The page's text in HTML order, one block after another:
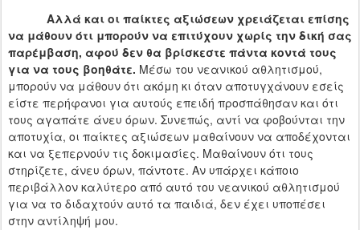
Αλλά και οι παίκτες αξιώσεων χρειάζεται επίσης
να μάθουν ότι μπορούν να επιτύχουν χωρίς την δική σας
παρέμβαση, αφού δεν θα βρίσκεστε πάντα κοντά τους
για να τους βοηθάτε. Μέσω του νεανικού αθλητισμού,
μπορούν να μάθουν ότι ακόμη κι όταν αποτυγχάνουν εσείς
είστε περήφανοι για αυτούς επειδή προσπάθησαν και ότι
τους αγαπάτε άνευ όρων. Συνεπώς, αντί να φοβούνται την
αποτυχία, οι παίκτες αξιώσεων μαθαίνουν να αποδέχονται
και να ξεπερνούν τις δοκιμασίες. Μαθαίνουν ότι τους
στηρίζετε, άνευ όρων, πάντοτε. Αν υπάρχει κάποιο
περιβάλλον καλύτερο από αυτό του νεανικού αθλητισμού
για να το διδαχτούν αυτό τα παιδιά, δεν έχει υποπέσει
στην αντίληψή μου.